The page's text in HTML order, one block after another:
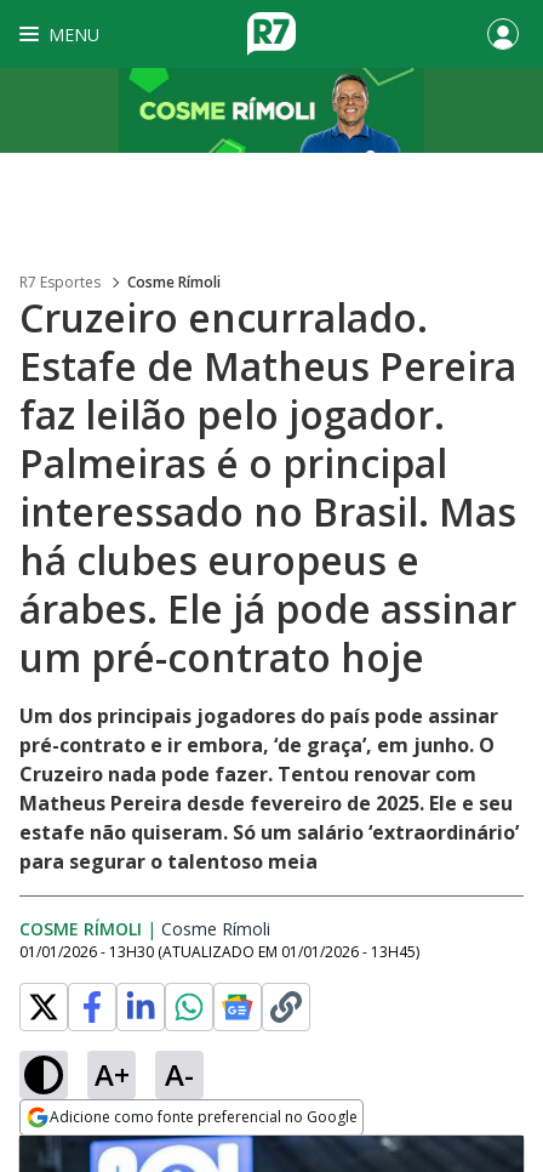
MENU
R7 Esportes Cosme Rímoli
Cruzeiro encurralado.
Estafe de Matheus Pereira
faz leilão pelo jogador.
Palmeiras é o principal
interessado no Brasil. Mas
há clubes europeus e
árabes. Ele já pode assinar
um pré-contrato hoje
Um dos principais jogadores do país pode assinar
pré-contrato e ir embora, ‘de graça’, em junho. O
Cruzeiro nada pode fazer. Tentou renovar com
Matheus Pereira desde fevereiro de 2025. Ele e seu
estafe não quiseram. Só um salário ‘extraordinário’
para segurar o talentoso meia
COSME RÍMOLI | Cosme Rímoli
01/01/2026 - 13H30 (ATUALIZADO EM 01/01/2026 - 13H45)
A+ A-
Adicione como fonte preferencial no Google
Opens in new window